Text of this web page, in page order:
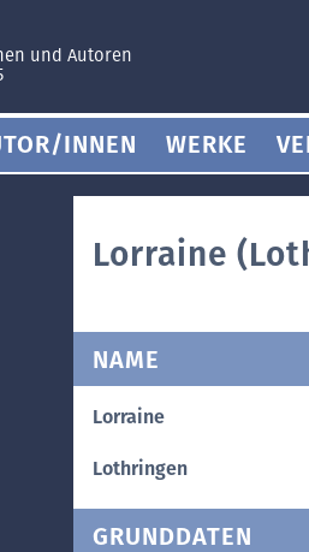
und Autoren
INNEN WERKE
Lorraine
NAME
Lorraine
Lothringen
GRUNDDATEN